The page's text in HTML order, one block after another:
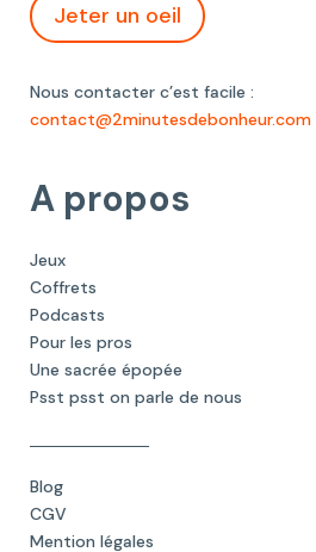
Jeter un oeil
Nous contacter c’est facile :
contact@2minutesdebonheur.com
A propos
Jeux
Coffrets
Podcasts
Pour les pros
Une sacrée épopée
Psst psst on parle de nous
Blog
CGV
Mention légales